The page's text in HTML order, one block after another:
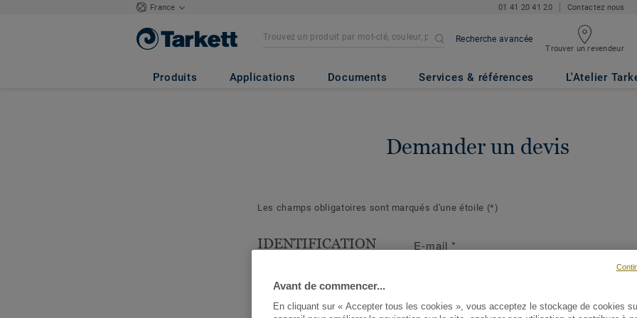
France 01 41 20 41 20 Contactez nous
Recherche avancée
Trouver un revendeur
Produits Applications Documents Services & références L'Atelier
Demander un devis
Les champs obligatoires sont marqués d'une étoile (*)
IDENTIFICATION
Les questions suivantes
cerner votre demande et d'y
E-mail *
Avant de commencer...
En cliquant sur « Accepter tous les cookies », vous acceptez le stockage de cookies